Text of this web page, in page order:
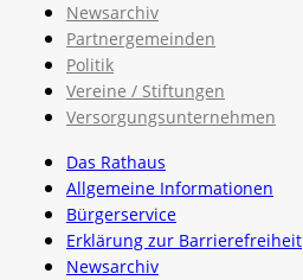
Newsarchiv
Partnergemeinden
Politik
Vereine / Stiftungen
Versorgungsunternehmen
Das Rathaus
Allgemeine Informationen
Bürgerservice
Erklärung zur Barrierefreiheit
Newsarchiv